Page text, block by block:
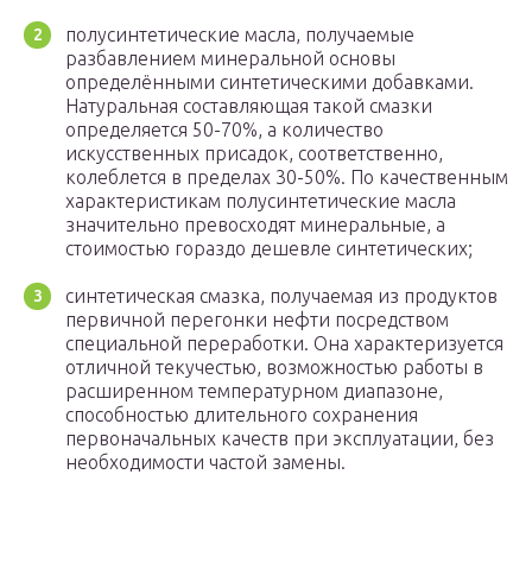
полусинтетические масла, получаемые
разбавлением минеральной основы
определёнными синтетическими добавками.
Натуральная составляющая такой смазки
определяется 50-70%, а количество
искусственных присадок, соответственно,
колеблется в пределах 30-50%. По качественным
характеристикам полусинтетические масла
значительно превосходят минеральные, а
стоимостью гораздо дешевле синтетических;
синтетическая смазка, получаемая из продуктов
первичной перегонки нефти посредством
специальной переработки. Она характеризуется
отличной текучестью, возможностью работы в
расширенном температурном диапазоне,
способностью длительного сохранения
первоначальных качеств при эксплуатации, без
необходимости частой замены.